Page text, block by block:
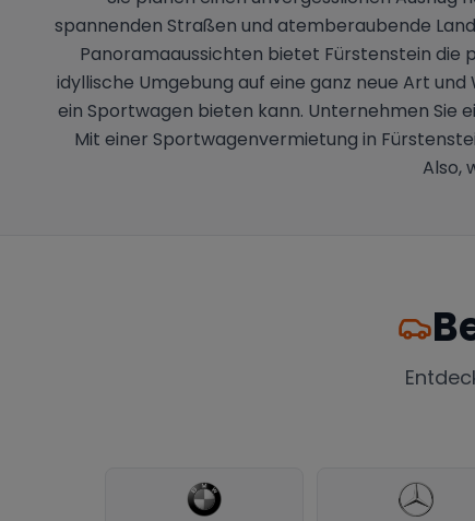
spannenden Straßen und atemberaubende
Panoramaaussichten bietet Fürstenstein die
idyllische Umgebung auf eine ganz neue Art
ein Sportwagen bieten kann. Unternehmen Sie
Mit einer Sportwagenvermietung in
Also,